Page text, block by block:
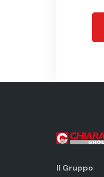
Il Gruppo